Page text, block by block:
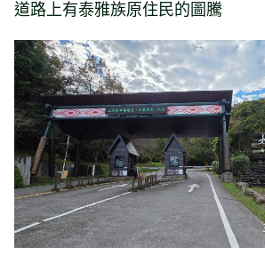
道路上有泰雅族原住民的圖騰